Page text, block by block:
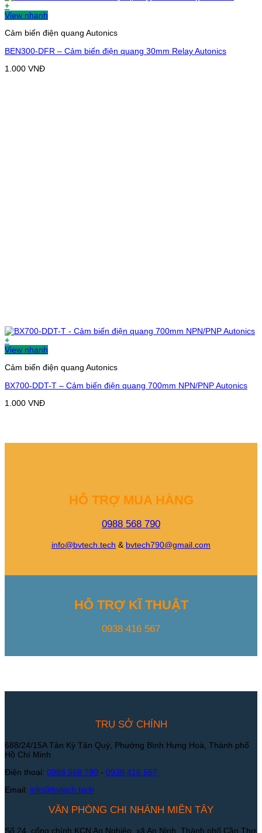
+
View nhanh
Cảm biến điện quang Autonics
BEN300-DFR – Cảm biến điện quang 30mm Relay Autonics
1.000 VNĐ
+
View nhanh
Cảm biến điện quang Autonics
BX700-DDT-T – Cảm biến điện quang 700mm NPN/PNP Autonics
1.000 VNĐ
HỖ TRỢ MUA HÀNG
0988 568 790
info@bvtech.tech & bvtech790@gmail.com
HỖ TRỢ KĨ THUẬT
0938 416 567
TRỤ SỞ CHÍNH
688/24/15A Tân Kỳ Tân Quý, Phường Bình Hưng Hoà, Thành phố
Hồ Chí Minh
Điện thoại: 0988 568 790 - 0938 416 567
Email: info@bvtech.tech
VĂN PHÒNG CHI NHÁNH MIỀN TÂY
Số 24, cổng chính KCN An Nghiệp, xã An Ninh, Thành phố Cần Thơ